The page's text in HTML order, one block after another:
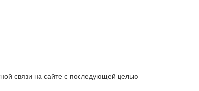
связи на сайте с последующей целью